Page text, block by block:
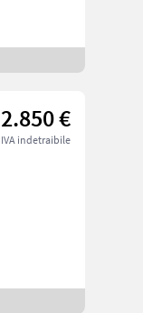
2.850 €
IVA indetraibile